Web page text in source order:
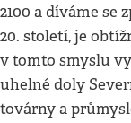
2100 a díváme se
20. století, je
v tomto smyslu
uhelné doly
továrny a